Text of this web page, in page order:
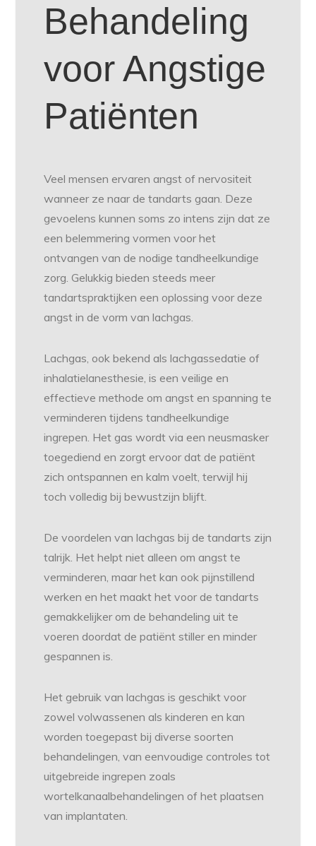
Behandeling
voor Angstige
Patiënten
Veel mensen ervaren angst of nervositeit
wanneer ze naar de tandarts gaan. Deze
gevoelens kunnen soms zo intens zijn dat ze
een belemmering vormen voor het
ontvangen van de nodige tandheelkundige
zorg. Gelukkig bieden steeds meer
tandartspraktijken een oplossing voor deze
angst in de vorm van lachgas.
Lachgas, ook bekend als lachgassedatie of
inhalatielanesthesie, is een veilige en
effectieve methode om angst en spanning te
verminderen tijdens tandheelkundige
ingrepen. Het gas wordt via een neusmasker
toegediend en zorgt ervoor dat de patiënt
zich ontspannen en kalm voelt, terwijl hij
toch volledig bij bewustzijn blijft.
De voordelen van lachgas bij de tandarts zijn
talrijk. Het helpt niet alleen om angst te
verminderen, maar het kan ook pijnstillend
werken en het maakt het voor de tandarts
gemakkelijker om de behandeling uit te
voeren doordat de patiënt stiller en minder
gespannen is.
Het gebruik van lachgas is geschikt voor
zowel volwassenen als kinderen en kan
worden toegepast bij diverse soorten
behandelingen, van eenvoudige controles tot
uitgebreide ingrepen zoals
wortelkanaalbehandelingen of het plaatsen
van implantaten.